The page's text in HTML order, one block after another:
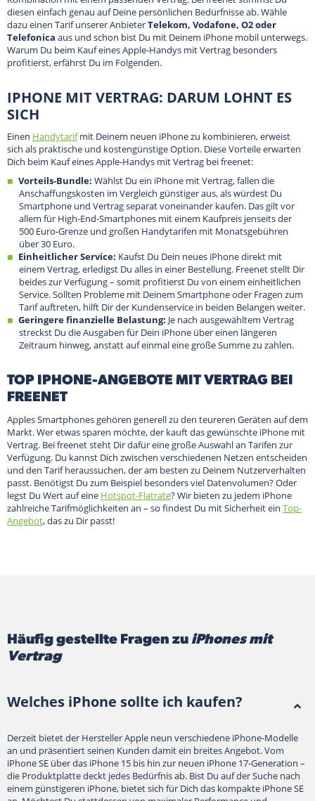
diesen einfach genau auf Deine persönlichen Bedürfnisse ab. Wähle
dazu einen Tarif unserer AnbieterTelekom, Vodafone, O2 oder
Telefonica aus und schon bist Du mit Deinem iPhone mobil unterwegs.
Warum Du beim Kauf eines Apple-Handys mit Vertrag besonders
profitierst, erfährst Du im Folgenden.
IPHONE MIT VERTRAG: DARUM LOHNT ES
SICH
Einen Handytarifmit Deinem neuen iPhone zu kombinieren, erweist
sich als praktische und kostengünstige Option. Diese Vorteile erwarten
Dich beim Kauf eines Apple-Handys mit Vertrag bei freenet:
Vorteils-Bundle: Wählst Du ein iPhone mit Vertrag, fallen die
Anschaffungskosten im Vergleich günstiger aus, als würdest Du
Smartphone und Vertrag separat voneinander kaufen. Das gilt vor
allem für High-End-Smartphones mit einem Kaufpreis jenseits der
500 Euro-Grenze und großen Handytarifen mit Monatsgebühren
über 30 Euro.
Einheitlicher Service: Kaufst Du Dein neues iPhone direkt mit
einem Vertrag, erledigst Du alles in einer Bestellung. Freenet stellt Dir
beides zur Verfügung – somit profitierst Du von einem einheitlichen
Service. Sollten Probleme mit Deinem Smartphone oder Fragen zum
Tarif auftreten, hilft Dir der Kundenservice in beiden Belangen weiter.
Geringere finanzielle Belastung: Je nach ausgewähltem Vertrag
streckst Du die Ausgaben für Dein iPhone über einen längeren
Zeitraum hinweg, anstatt auf einmal eine große Summe zu zahlen.
TOP IPHONE-ANGEBOTE MIT VERTRAG BEI
FREENET
Apples Smartphones gehören generell zu den teureren Geräten auf dem
Markt. Wer etwas sparen möchte, der kauft das gewünschte iPhone mit
Vertrag. Bei freenet steht Dir dafür eine große Auswahl an Tarifen zur
Verfügung. Du kannst Dich zwischen verschiedenen Netzen entscheiden
und den Tarif heraussuchen, der am besten zu Deinem Nutzerverhalten
passt. Benötigst Du zum Beispiel besonders viel Datenvolumen? Oder
legst Du Wert auf eine Hotspot-Flatrate? Wir bieten zu jedem iPhone
zahlreiche Tarifmöglichkeiten an – so findest Du mit Sicherheit ein Top-
Angebot, das zu Dir passt!
Häufig gestellte Fragen zu iPhones mit
Vertrag
Welches iPhone sollte ich kaufen?
Derzeit bietet der Hersteller Apple neun verschiedene iPhone-Modelle
an und präsentiert seinen Kunden damit ein breites Angebot. Vom
iPhone SE über das iPhone 15 bis hin zur neuen iPhone 17-Generation –
die Produktplatte deckt jedes Bedürfnis ab. Bist Du auf der Suche nach
einem günstigeren iPhone, bietet sich für Dich das kompakte iPhone SE